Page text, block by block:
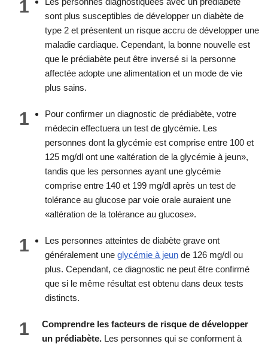
1
sont plus susceptibles de développer un diabète de
type 2 et présentent un risque accru de développer une
maladie cardiaque. Cependant, la bonne nouvelle est
que le prédiabète peut être inversé si la personne
affectée adopte une alimentation et un mode de vie
plus sains.
1
Pour confirmer un diagnostic de prédiabète, votre
médecin effectuera un test de glycémie. Les
personnes dont la glycémie est comprise entre 100 et
125 mg/dl ont une «altération de la glycémie à jeun»,
tandis que les personnes ayant une glycémie
comprise entre 140 et 199 mg/dl après un test de
tolérance au glucose par voie orale auraient une
«altération de la tolérance au glucose».
1
Les personnes atteintes de diabète grave ont
généralement une glycémie à jeun de 126 mg/dl ou
plus. Cependant, ce diagnostic ne peut être confirmé
que si le même résultat est obtenu dans deux tests
distincts.
1
Comprendre les facteurs de risque de développer
un prédiabète. Les personnes qui se conforment à